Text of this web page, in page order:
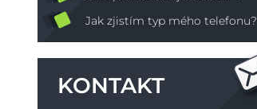
Jak zjistím typ mého telefonu?
KONTAKT